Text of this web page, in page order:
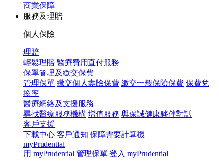
商業保障
服務及理賠
個人保險
理賠
輕鬆理賠 醫療費用直付服務
保單管理及繳交保費
管理保單 繳交個人壽險保費 繳交一般保險保費 保費兌
換率
醫療網絡及支援服務
尋找醫療服務機構 增值服務 與保誠健康夥伴對話
客戶支援
下載中心 客戶通知 保障需要計算機
myPrudential
用 myPrudential 管理保單 登入 myPrudential